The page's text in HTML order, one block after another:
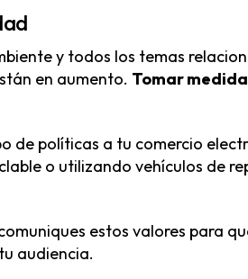
y todos los temas
en aumento. Tomar
de políticas a tu comercio
o utilizando vehículos de
estos valores para
audiencia.